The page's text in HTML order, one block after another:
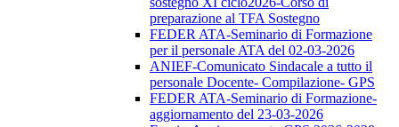
preparazione al TFA Sostegno
FEDER ATA-Seminario di Formazione
per il personale ATA del 02-03-2026
ANIEF-Comunicato Sindacale a tutto il
personale Docente- Compilazione- GPS
FEDER ATA-Seminario di Formazione-
aggiornamento del 23-03-2026